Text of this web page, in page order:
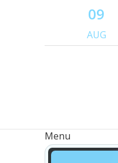
09
AUG
Menu